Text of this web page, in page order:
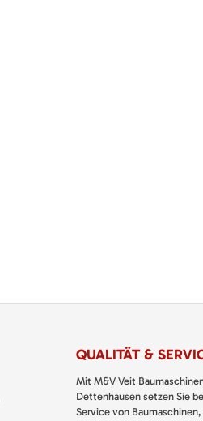
QUALITÄT &
Mit M&V Veit
Dettenhausen setzen Sie
Service von